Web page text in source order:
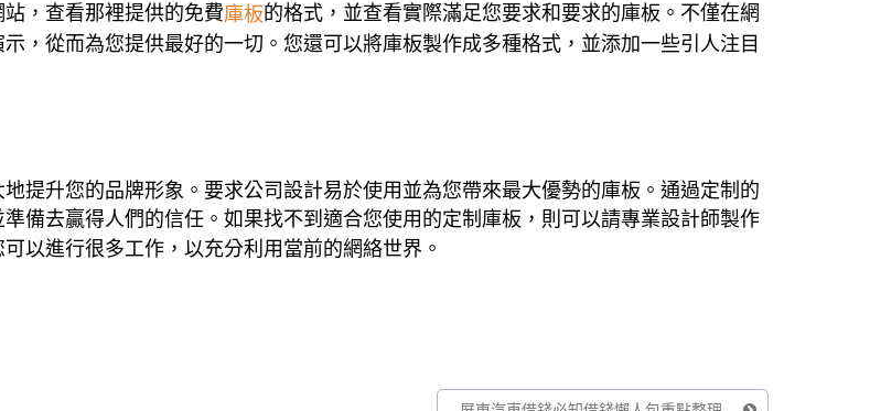
，查看那裡提供的免費庫板的格式，並查看實際滿足您要求和要求的庫板。不僅在網
，從而為您提供最好的一切。您還可以將庫板製作成多種格式，並添加一些引人注目
提升您的品牌形象。要求公司設計易於使用並為您帶來最大優勢的庫板。通過定制的
備去贏得人們的信任。如果找不到適合您使用的定制庫板，則可以請專業設計師製作
以進行很多工作，以充分利用當前的網絡世界。